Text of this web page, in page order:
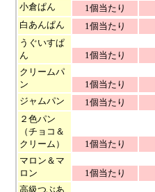
小倉ぱん
1個当たり
白あんぱん
1個当たり
うぐいすぱ
ん
1個当たり
クリームパ
ン
1個当たり
ジャムパン
1個当たり
２色パン
（チョコ＆
クリーム）
1個当たり
マロン＆マ
ロン
1個当たり
高級つぶあ